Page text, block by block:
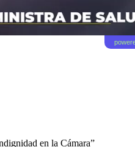
en la Cámara”